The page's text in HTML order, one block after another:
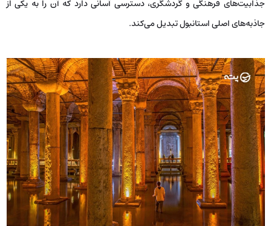
جذابیت‌های فرهنگی و گردشگری، دسترسی آسانی دارد که آن را به یکی از
جاذبه‌های اصلی استانبول تبدیل می‌کند.